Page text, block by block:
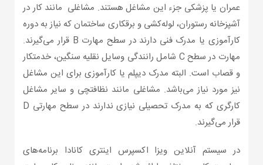
عمران یا پزشکی جزء این مشاغل هستند. مشاغلی مانند کار در
آشپزخانه رستوران، لوله‌کشی و برقکاری ساختمان که نیاز به دوره
کارآموزی یا مدرک فنی دارند در سطح مهارت B قرار می‌گیرند.
مهارت در سطح C شامل رانندگی وسایل نقلیه سنگین، خدمتکار
و قصاب‌ است. البته مدرک دیپلم یا کارآموزی برای این مشاغل
نیز مورد نیاز می‌باشد. مشاغلی مانند نظافتچی و سایر مشاغل
کارگری که به مدرک تحصیلی نیازی ندارند در سطح مهارتی D
قرار می‌گیرند.
در سیستم آنلاین ویزا اکسپرس اینتری کانادا برنامه‌های